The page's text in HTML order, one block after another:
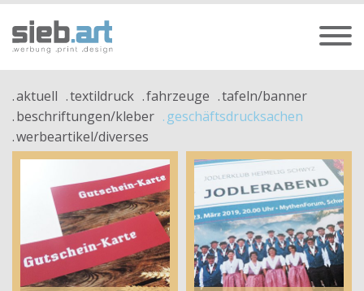
aktuell textildruck fahrzeuge
tafeln/banner
beschriftungen/kleber
geschäftsdrucksachen
werbeartikel/diverses